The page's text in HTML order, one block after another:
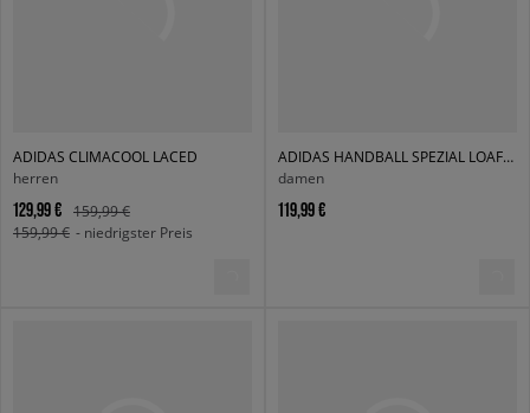
ADIDAS CLIMACOOL LACED
herren
129,99 €
159,99 €
159,99 € - niedrigster Preis
ADIDAS HANDBALL SPEZIAL LOAFER W
damen
119,99 €